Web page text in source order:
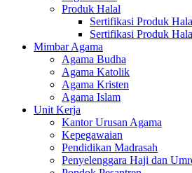
Produk Halal
Sertifikasi Produk
Sertifikasi Produk
Mimbar Agama
Agama Budha
Agama Katolik
Agama Kristen
Agama Islam
Unit Kerja
Kantor Urusan Agama
Kepegawaian
Pendidikan Madrasah
Penyelenggara Haji dan